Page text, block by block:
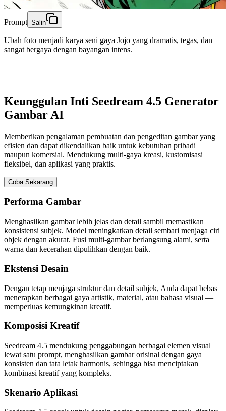
Prompt Salin
Ubah foto menjadi karya seni gaya Jojo yang dramatis, tegas, dan
sangat bergaya dengan bayangan intens.
Keunggulan Inti Seedream 4.5 Generator
Gambar AI
Memberikan pengalaman pembuatan dan pengeditan gambar yang
efisien dan dapat dikendalikan baik untuk kebutuhan pribadi
maupun komersial. Mendukung multi-gaya kreasi, kustomisasi
fleksibel, dan aplikasi yang praktis.
Coba Sekarang
Performa Gambar
Menghasilkan gambar lebih jelas dan detail sambil memastikan
konsistensi subjek. Model meningkatkan detail sembari menjaga ciri
objek dengan akurat. Fusi multi-gambar berlangsung alami, serta
warna dan kecerahan dipulihkan dengan baik.
Ekstensi Desain
Dengan tetap menjaga struktur dan detail subjek, Anda dapat bebas
menerapkan berbagai gaya artistik, material, atau bahasa visual —
memperluas kemungkinan kreatif.
Komposisi Kreatif
Seedream 4.5 mendukung penggabungan berbagai elemen visual
lewat satu prompt, menghasilkan gambar orisinal dengan gaya
konsisten dan tata letak harmonis, sehingga bisa menciptakan
kombinasi kreatif yang kompleks.
Skenario Aplikasi